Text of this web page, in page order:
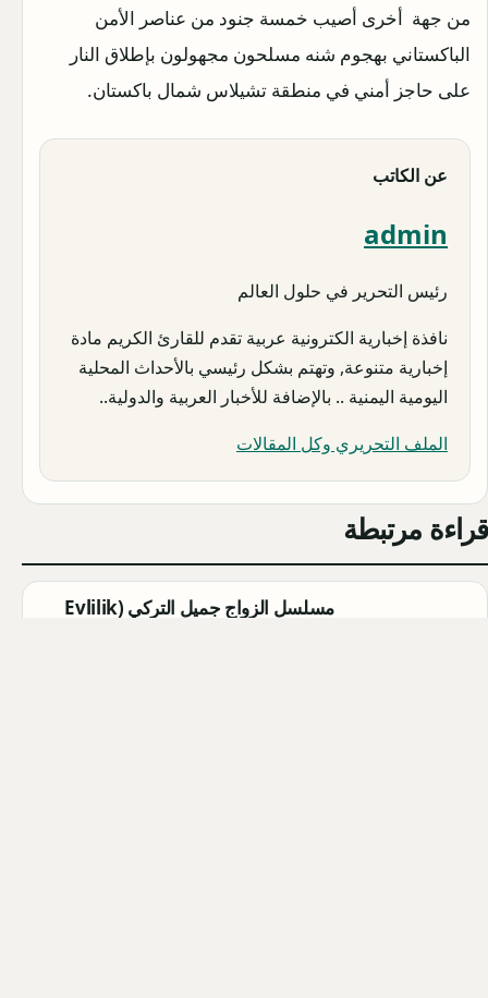
من جهة أخرى أصيب خمسة جنود من عناصر الأمن
الباكستاني بهجوم شنه مسلحون مجهولون بإطلاق النار
على حاجز أمني في منطقة تشيلاس شمال باكستان.
عن الكاتب
admin
رئيس التحرير في حلول العالم
نافذة إخبارية الكترونية عربية تقدم للقارئ الكريم مادة
إخبارية متنوعة, وتهتم بشكل رئيسي بالأحداث المحلية
اليومية اليمنية .. بالإضافة للأخبار العربية والدولية..
الملف التحريري وكل المقالات
قراءة مرتبطة
مسلسل الزواج جميل التركي (Evlilik